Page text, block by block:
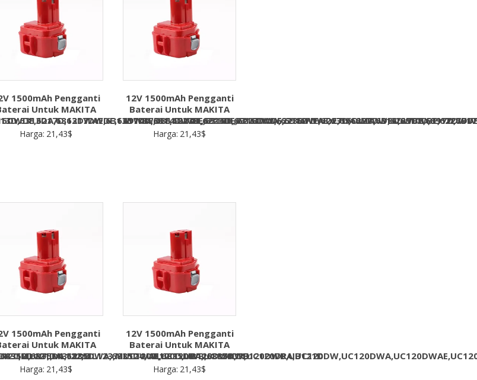
1500mAh Pengganti
Untuk MAKITA
Harga: 21,43$
12V 1500mAh Pengganti
Baterai Untuk MAKITA
Harga: 21,43$
1500mAh Pengganti
Untuk MAKITA
Harga: 21,43$
12V 1500mAh Pengganti
Baterai Untuk MAKITA
Harga: 21,43$